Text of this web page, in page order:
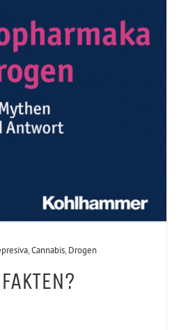
,Cannabis, Drogen